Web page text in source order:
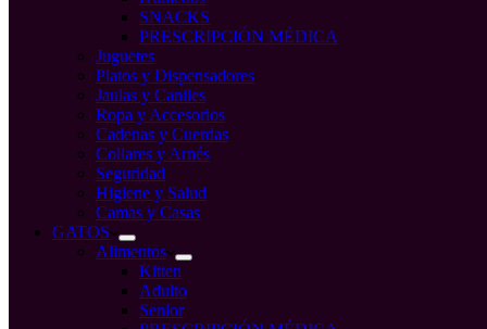
SNACKS
PRESCRIPCIÓN MÉDICA
Juguetes
Platos y Dispensadores
Jaulas y Caniles
Ropa y Accesorios
Cadenas y Cuerdas
Collares y Arnés
Seguridad
Higiene y Salud
Camas y Casas
GATOS
Alimentos
Kitten
Adulto
Senior